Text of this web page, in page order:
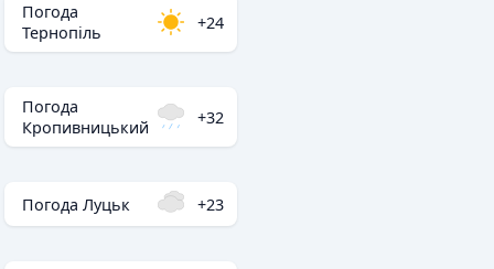
Погода
Тернопіль
+24
Погода
Кропивницький
+32
Погода Луцьк +23